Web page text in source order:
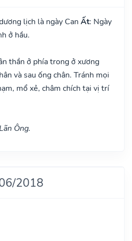
lịch là ngày Can Ất: Ngày
ở hầu.
thần ở phía trong ở xương
và sau ống chân. Tránh mọi
mổ xẻ, châm chích tại vị trí
Ông.
2018